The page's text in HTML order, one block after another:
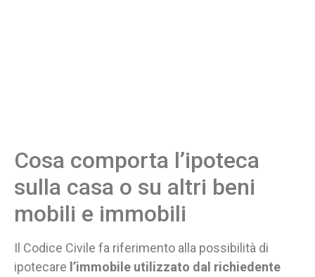
Cosa comporta l’ipoteca
sulla casa o su altri beni
mobili e immobili
Il Codice Civile fa riferimento alla possibilità di
ipotecare l’immobile utilizzato dal richiedente